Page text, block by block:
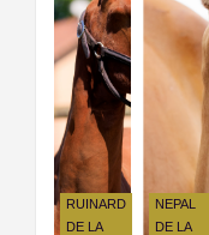
RUINARD
DE LA
NEPAL
DE LA